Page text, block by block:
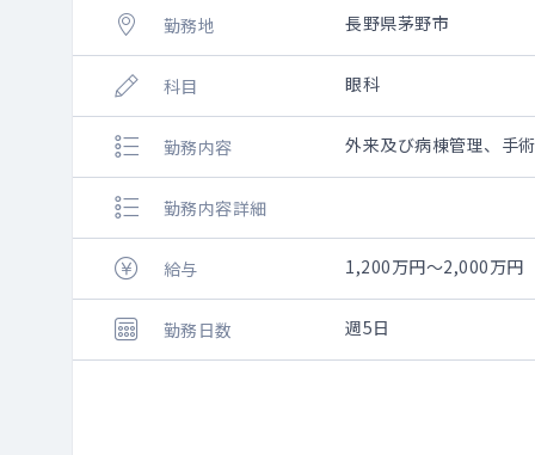
勤務地 長野県茅野市
科目 眼科
勤務内容 外来及び病棟管理、手術
勤務内容詳細
給与 1,200万円～2,000万円
勤務日数 週5日